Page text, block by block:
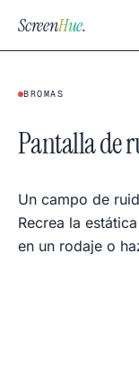
ScreenHue.
BROMAS
Pantalla de
Un campo de
Recrea la
en un rodaje o